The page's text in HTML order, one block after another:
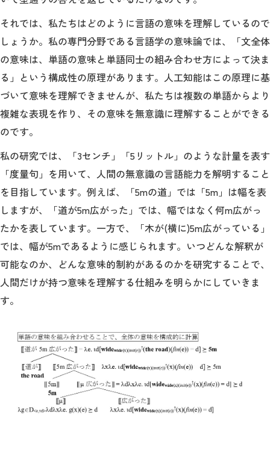
それでは、私たちはどのように言語の意味を理解しているので
しょうか。私の専門分野である言語学の意味論では、「文全体
の意味は、単語の意味と単語同士の組み合わせ方によって決ま
る」という構成性の原理があります。人工知能はこの原理に基
づいて意味を理解できませんが、私たちは複数の単語からより
複雑な表現を作り、その意味を無意識に理解することができる
のです。
私の研究では、「3センチ」「5リットル」のような計量を表す
「度量句」を用いて、人間の無意識の言語能力を解明すること
を目指しています。例えば、「5mの道」では「5m」は幅を表
しますが、「道が5m広がった」では、幅ではなく何m広がっ
たかを表しています。一方で、「木が(横に)5m広がっている」
では、幅が5mであるように感じられます。いつどんな解釈が
可能なのか、どんな意味的制約があるのかを研究することで、
人間だけが持つ意味を理解する仕組みを明らかにしていきま
す。